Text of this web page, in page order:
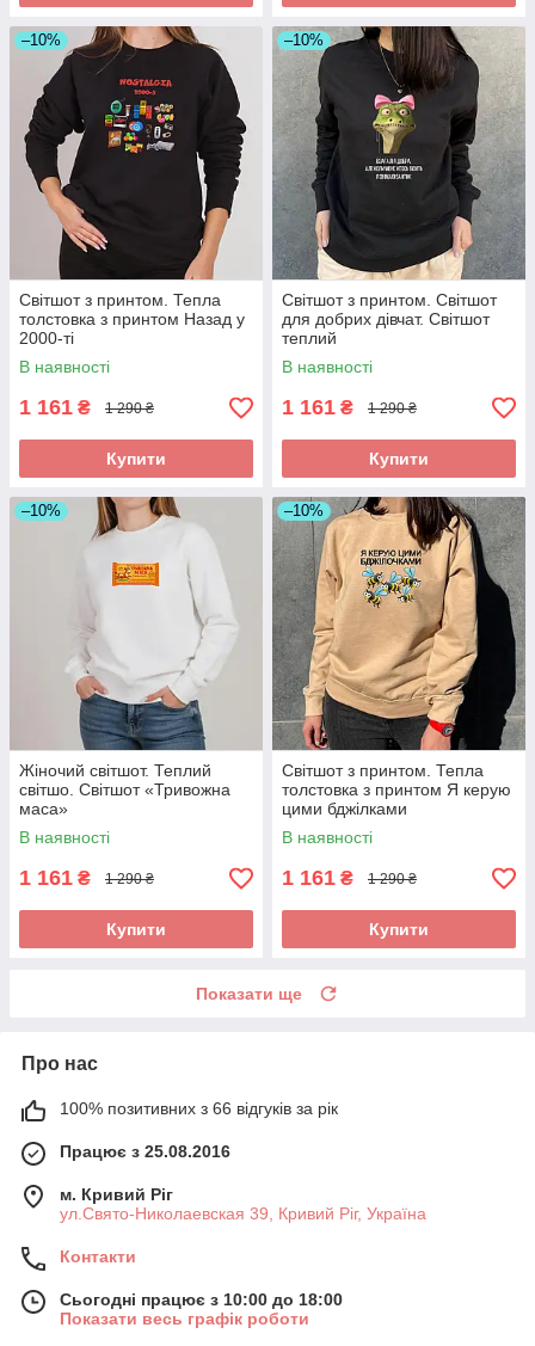
–10%
Світшот з принтом. Тепла
толстовка з принтом Назад у
2000-ті
В наявності
1 161 ₴ 1 290 ₴
Купити
–10%
Світшот з принтом. Світшот
для добрих дівчат. Світшот
теплий
В наявності
1 161 ₴ 1 290 ₴
Купити
–10%
Жіночий світшот. Теплий
світшо. Світшот «Тривожна
маса»
В наявності
1 161 ₴ 1 290 ₴
Купити
–10%
Світшот з принтом. Тепла
толстовка з принтом Я керую
цими бджілками
В наявності
1 161 ₴ 1 290 ₴
Купити
Показати ще
Про нас
100% позитивних з 66 відгуків за рік
Працює з 25.08.2016
м. Кривий Ріг
ул.Свято-Николаевская 39, Кривий Ріг, Україна
Контакти
Сьогодні працює з 10:00 до 18:00
Показати весь графік роботи